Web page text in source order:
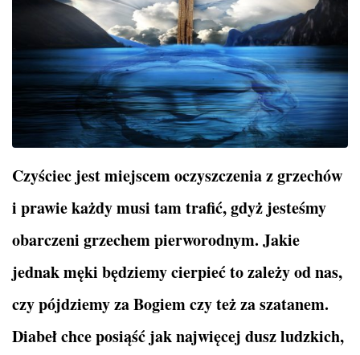
Czyściec jest miejscem oczyszczenia z grzechów
i prawie każdy musi tam trafić, gdyż jesteśmy
obarczeni grzechem pierworodnym. Jakie
jednak męki będziemy cierpieć to zależy od nas,
czy pójdziemy za Bogiem czy też za szatanem.
Diabeł chce posiąść jak najwięcej dusz ludzkich,